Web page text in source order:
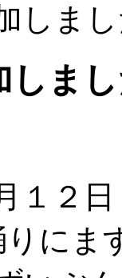
しま
しま
１２
にま